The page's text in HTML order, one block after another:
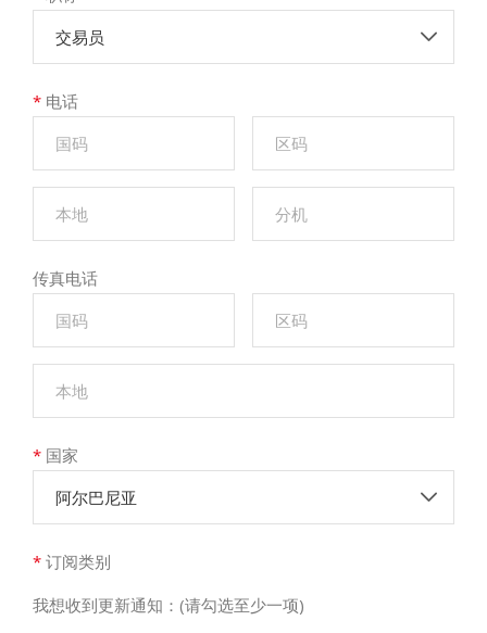
交易员
* 电话
传真电话
* 国家
阿尔巴尼亚
* 订阅类别
我想收到更新通知：(请勾选至少一项)